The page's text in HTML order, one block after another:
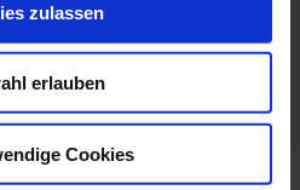
zulassen
erlauben
Cookies